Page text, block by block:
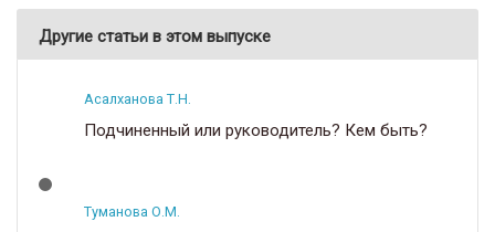
Другие статьи в этом выпуске
Асалханова Т.Н.
Подчиненный или руководитель? Кем быть?
Туманова О.М.